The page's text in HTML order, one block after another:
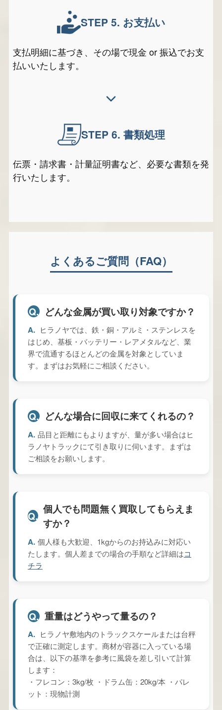
STEP 5. お支払い
支払明細に基づき、その場で現金 or 振込でお支
払いいたします。
STEP 6. 書類処理
伝票・請求書・計量証明書など、必要な書類を発
行いたします。
よくあるご質問（FAQ）
Q. どんな金属が買い取り対象ですか？
A. ヒラノヤでは、鉄・銅・アルミ・ステンレスを
はじめ、基板・バッテリー・レアメタルなど、業
界で流通するほとんどの金属を対象としていま
す。まずはお気軽にご相談ください。
Q. どんな場合に回収に来てくれるの？
A. 品目と距離にもよりますが、量が多い場合はヒ
ラノヤトラックにて引き取りに伺います。まずは
ご相談をお願いします。
Q.
個人でも問題無く買取してもらえま
すか？
A. 個人様も大歓迎、1kgからのお持込みに対応い
たします。個人差までの場合の手順など詳細はコ
チラ
Q. 重量はどうやって量るの？
A. ヒラノヤ敷地内のトラックスケールまたは台秤
で正確に測定します。商材が容器に入っている場
合は、以下の基準を参考に風袋を差し引いて計算
します：
・フレコン：3kg/枚 ・ドラム缶：20kg/本 ・パレ
ット：現物計測